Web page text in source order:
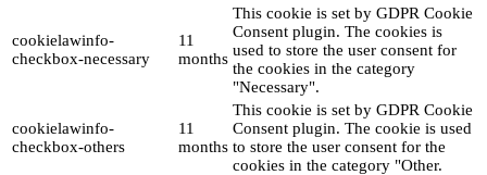
cookielawinfo-
checkbox-necessary
11
months
This cookie is set by GDPR Cookie
Consent plugin. The cookies is
used to store the user consent for
the cookies in the category
"Necessary".
cookielawinfo-
checkbox-others
11
months
This cookie is set by GDPR Cookie
Consent plugin. The cookie is used
to store the user consent for the
cookies in the category "Other.